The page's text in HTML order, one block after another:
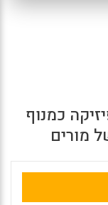
כמנוף
מורים